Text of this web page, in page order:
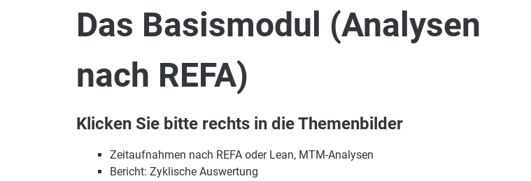
Das Basismodul (Analysen
nach REFA)
Klicken Sie bitte rechts in die Themenbilder
Zeitaufnahmen nach REFA oder Lean, MTM-Analysen
Bericht: Zyklische Auswertung